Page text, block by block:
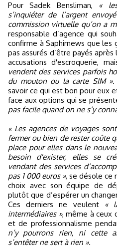
Pour Sadek Bensliman, «
s’inquiéter de l’argent
commission virtuelle qu’on a
responsable d’agence qui
confirme à Saphirnews que
pas assurés d’être payés
accusations d'escroquerie,
vendent des services parfois
du mouton ou la carte SIM ».
savoir ce qui est bon pour eux
face aux options qui se
pas facile quand on ne s’y
« Les agences de voyages
fermer ou bien de rester coûte
place pour elles dans le
besoin d'exister, elles se
vendant des services
pas 1 000 euros », se désole ce
choix avec son équipe de
plutôt que d’espérer un
Ces derniers ne veulent
«
intermédiaires », même à ceux
et de professionnalisme
n’y pourrons rien, ni cette
s’entêter ne sert à rien ».